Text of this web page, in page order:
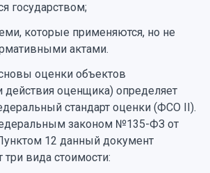
государством;
которые применяются, но не
актами.
оценки объектов
оценщика) определяет
стандарт оценки (ФСО II).
законом №135-ФЗ от
12 данный документ
три вида стоимости: